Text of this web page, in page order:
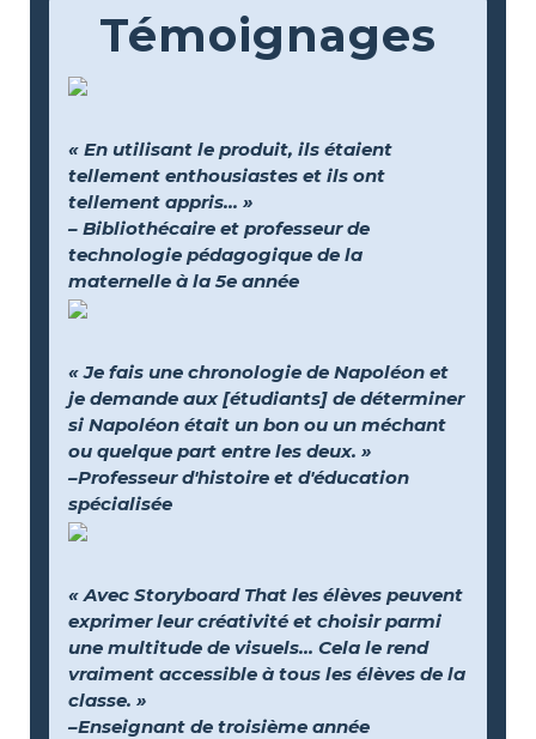
Témoignages
« En utilisant le produit, ils étaient
tellement enthousiastes et ils ont
tellement appris... »
– Bibliothécaire et professeur de
technologie pédagogique de la
maternelle à la 5e année
« Je fais une chronologie de Napoléon et
je demande aux [étudiants] de déterminer
si Napoléon était un bon ou un méchant
ou quelque part entre les deux. »
–Professeur d'histoire et d'éducation
spécialisée
« Avec Storyboard That les élèves peuvent
exprimer leur créativité et choisir parmi
une multitude de visuels… Cela le rend
vraiment accessible à tous les élèves de la
classe. »
–Enseignant de troisième année